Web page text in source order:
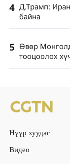
4 Д.Трамп:
байна
5 Өвөр
тооцоолох
Нүүр хуудас
Видео